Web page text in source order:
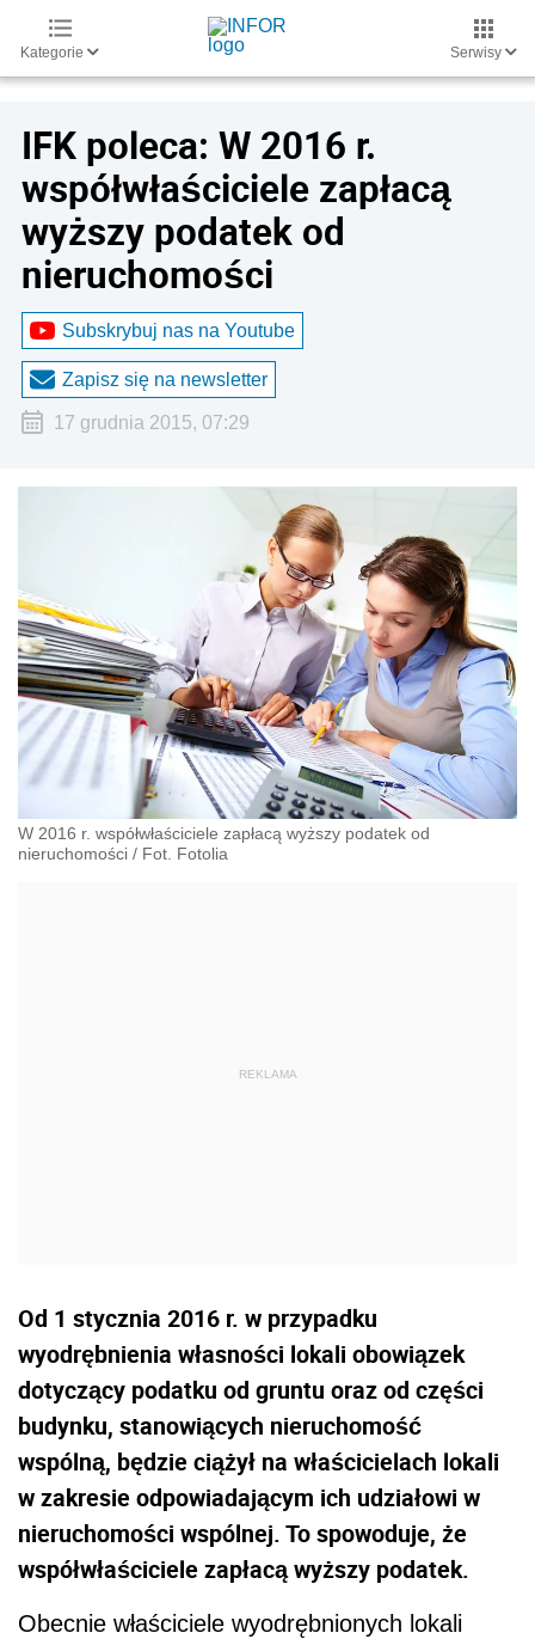
Kategorie Serwisy
IFK poleca: W 2016 r.
współwłaściciele zapłacą
wyższy podatek od
nieruchomości
Subskrybuj nas na Youtube
Zapisz się na newsletter
17 grudnia 2015, 07:29
W 2016 r. współwłaściciele zapłacą wyższy podatek od
nieruchomości / Fot. Fotolia
Od 1 stycznia 2016 r. w przypadku
wyodrębnienia własności lokali obowiązek
dotyczący podatku od gruntu oraz od części
budynku, stanowiących nieruchomość
wspólną, będzie ciążył na właścicielach lokali
w zakresie odpowiadającym ich udziałowi w
nieruchomości wspólnej. To spowoduje, że
współwłaściciele zapłacą wyższy podatek.
Obecnie właściciele wyodrębnionych lokali